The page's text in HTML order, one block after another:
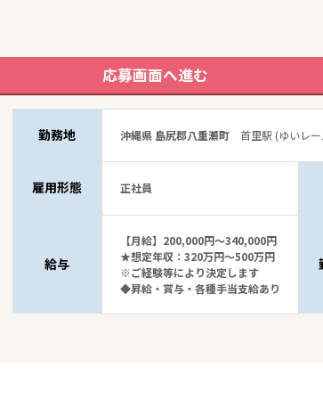
応募画面へ進む
勤務地 沖縄県 島尻郡八重瀬町 首里駅 (ゆいレ
雇用形態 正社員
給与
【月給】200,000円～340,000円
★想定年収：320万円～500万円
※ご経験等により決定します
◆昇給・賞与・各種手当支給あり